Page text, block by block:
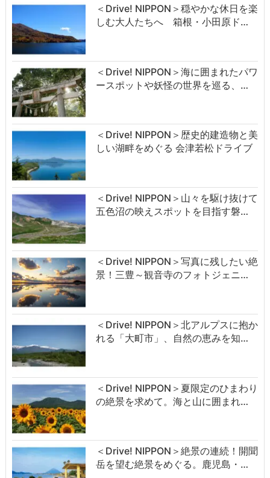
＜Drive! NIPPON＞穏やかな休日を楽
しむ大人たちへ 箱根・小田原ド…
＜Drive! NIPPON＞海に囲まれたパワ
ースポットや妖怪の世界を巡る、…
＜Drive! NIPPON＞歴史的建造物と美
しい湖畔をめぐる 会津若松ドライブ
＜Drive! NIPPON＞山々を駆け抜けて
五色沼の映えスポットを目指す磐…
＜Drive! NIPPON＞写真に残したい絶
景！三豊～観音寺のフォトジェニ…
＜Drive! NIPPON＞北アルプスに抱か
れる「大町市」、自然の恵みを知…
＜Drive! NIPPON＞夏限定のひまわり
の絶景を求めて。海と山に囲まれ…
＜Drive! NIPPON＞絶景の連続！開聞
岳を望む絶景をめぐる。鹿児島・…